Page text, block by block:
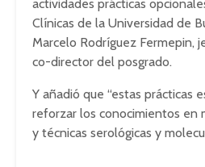
actividades prácticas
Clínicas de la Universidad de
Marcelo Rodríguez Fermepin,
co-director del posgrado.
Y añadió que “estas prácticas
reforzar los conocimientos en
y técnicas serológicas y